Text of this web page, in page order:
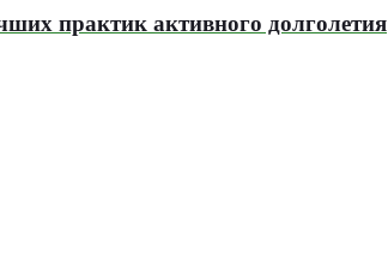
практик активного долголетия